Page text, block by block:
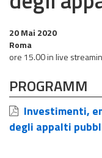
20 Mai 2020
Roma
ore 15.00 in live
PROGRAMM
Investimenti,
degli appalti